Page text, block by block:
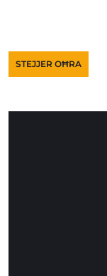
STEJJER OĦRA